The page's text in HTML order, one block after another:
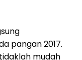
pangan 2017.
mudah